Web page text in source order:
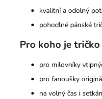
kvalitní a odolný
pohodlné pánské
Pro koho je
pro milovníky
pro fanoušky
na volný čas i